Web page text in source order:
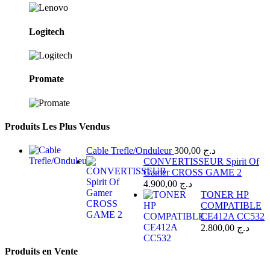
Logitech
Promate
Produits Les Plus Vendus
Cable Trefle/Onduleur د.ج
CONVERTISSEUR Spirit Of
Gamer CROSS GAME 2
د.ج
TONER HP
COMPATIBLE
CE412A CC532
د.ج
Produits en Vente